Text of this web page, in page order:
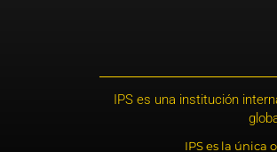
IPS es una institución
IPS es la única